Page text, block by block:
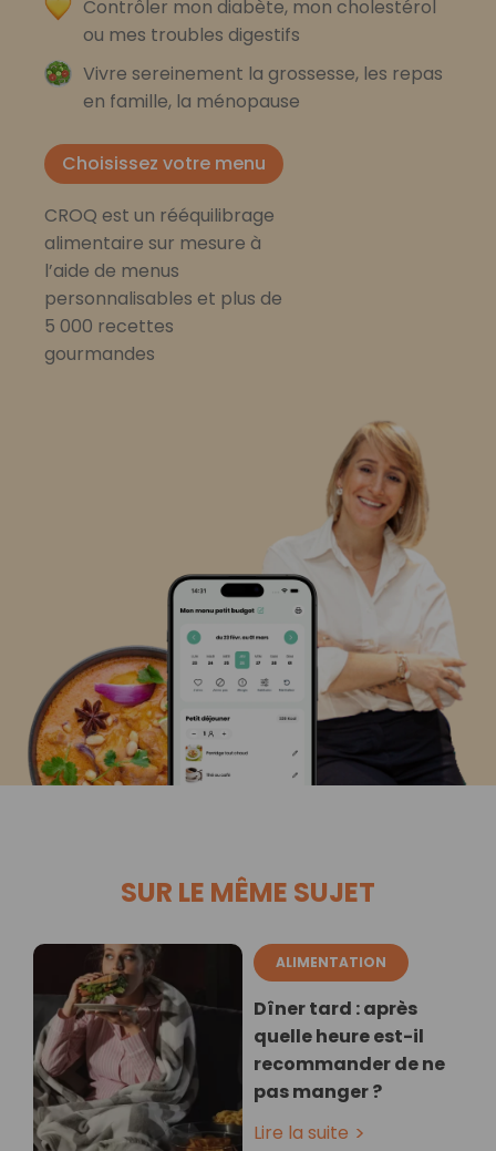
Contrôler mon diabète, mon cholestérol
ou mes troubles digestifs
Vivre sereinement la grossesse, les repas
en famille, la ménopause
Choisissez votre menu
CROQ est un rééquilibrage
alimentaire sur mesure à
l’aide de menus
personnalisables et plus de
5 000 recettes
gourmandes
SUR LE MÊME SUJET
ALIMENTATION
Dîner tard : après
quelle heure est-il
recommander de ne
pas manger ?
Lire la suite